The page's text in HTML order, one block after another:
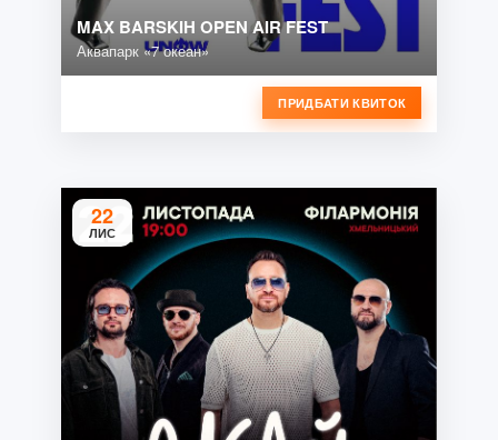
MAX BARSKIH OPEN AIR FEST
Аквапарк «7 океан»
ПРИДБАТИ КВИТОК
22
ЛИС